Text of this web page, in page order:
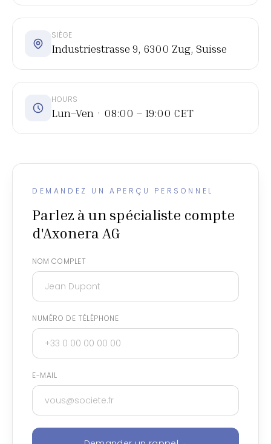
SIÈGE
Industriestrasse 9, 6300 Zug, Suisse
HOURS
Lun–Ven · 08:00 – 19:00 CET
DEMANDEZ UN APERÇU PERSONNEL
Parlez à un spécialiste compte
d'Axonera AG
NOM COMPLET
NUMÉRO DE TÉLÉPHONE
E-MAIL